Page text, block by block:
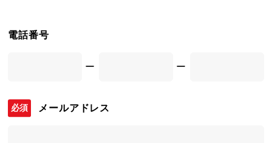
電話番号
ー ー
メールアドレス